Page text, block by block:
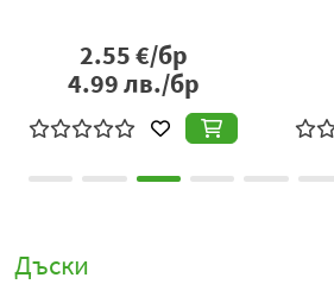
2.55€/бр
4.99лв./бр
Дъски